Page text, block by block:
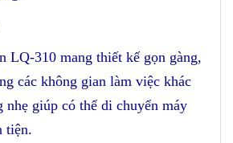
LQ-310 mang thiết kế gọn gàng,
các không gian làm việc khác
nhẹ giúp có thể di chuyển máy
tiện.